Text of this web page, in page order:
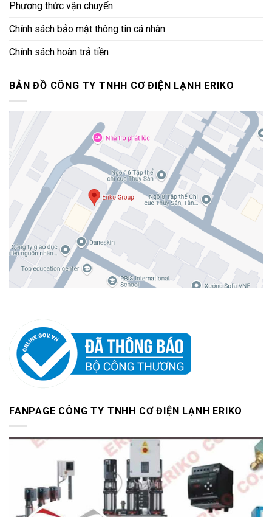
Phương thức vận chuyển
Chính sách bảo mật thông tin cá nhân
Chính sách hoàn trả tiền
BẢN ĐỒ CÔNG TY TNHH CƠ ĐIỆN LẠNH ERIKO
FANPAGE CÔNG TY TNHH CƠ ĐIỆN LẠNH ERIKO